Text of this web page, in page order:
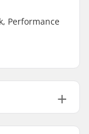
Performance
Classic